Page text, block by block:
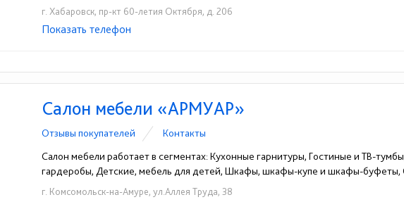
г. Хабаровск, пр-кт 60-летия Октября, д. 206
☎+7 914 542 3528
Показать телефон
Салон мебели «АРМУАР»
Отзывы покупателей
Контакты
Салон мебели работает в сегментах: Кухонные гарнитуры, Гостиные и ТВ-
гардеробы, Детские, мебель для детей, Шкафы, шкафы-купе и шкафы-буфеты,
г. Комсомольск-на-Амуре, ул.Аллея Труда, 38